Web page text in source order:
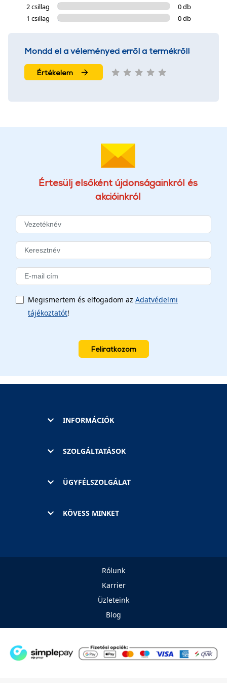
2 csillag
0 db
1 csillag
0 db
Mondd el a véleményed erről a termékről!
Értékelem
Értesülj elsőként újdonságainkról és
akcióinkról
Megismertem és elfogadom az Adatvédelmi
tájékoztatót!
Feliratkozom
INFORMÁCIÓK
SZOLGÁLTATÁSOK
ÜGYFÉLSZOLGÁLAT
KÖVESS MINKET
Rólunk
Karrier
Üzleteink
Blog